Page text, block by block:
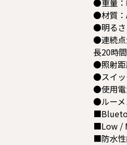
●重量
●材質：
●明るさ
●連続点
長20時
●照射
●スイッ
●使用電
●ルーメ
■Low /
■防水性